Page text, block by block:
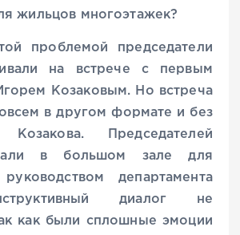
жильцов многоэтажек?
проблемой председатели
на встрече с первым
Козаковым. Но встреча
в другом формате и без
Козакова. Председателей
в большом зале для
департамента
диалог не
как были сплошные эмоции